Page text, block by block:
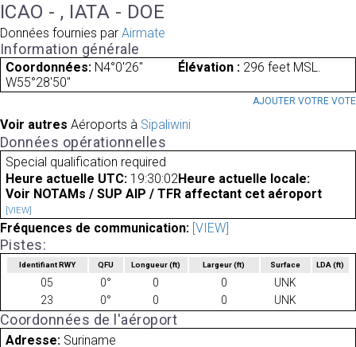
ICAO - , IATA - DOE
Données fournies par Airmate
Information générale
Coordonnées: N4°0'26"
W55°28'50"
Élévation : 296 feet MSL.
AJOUTER VOTRE VOTE
Voir autres Aéroports à Sipaliwini
Données opérationnelles
Special qualification required
Heure actuelle UTC: 19:30:02Heure actuelle locale:
Voir NOTAMs / SUP AIP / TFR affectant cet aéroport
[VIEW]
Fréquences de communication: [VIEW]
Pistes:
Identifiant RWY QFU Longueur(ft) Largeur(ft) Surface LDA(ft)
05 0° 0 0
UNK
23
0° 0 0 UNK
Coordonnées de l'aéroport
Adresse: Suriname